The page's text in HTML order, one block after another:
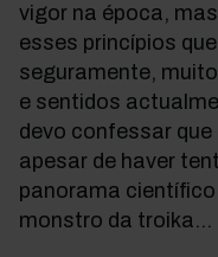
vigor na época,
esses princípios
seguramente,
e sentidos
devo confessar
apesar de haver
panorama
monstro da troika…